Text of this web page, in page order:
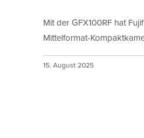
Mit der GFX100RF hat
Mittelformat-
15. August 2025